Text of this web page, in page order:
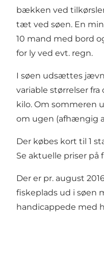
bækken ved
tæt ved søen. En
10 mand med bord
for ly ved evt. regn.
I søen udsættes
variable størrelser
kilo. Om sommeren
om ugen (afhængig
Der købes kort til 1
Se aktuelle priser på
Der er pr. august
fiskeplads ud i søen
handicappede med